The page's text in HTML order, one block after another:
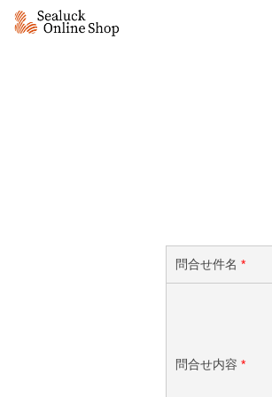
問合せ件名 *
問合せ内容 *